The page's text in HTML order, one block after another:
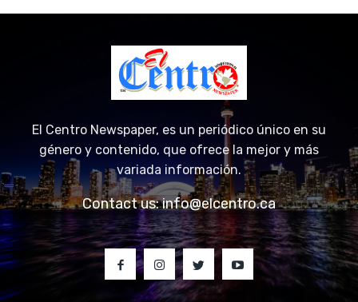
El Centro Newspaper, es un periódico único en su
género y contenido, que ofrece la mejor y más
variada información.
Contact us:info@elcentro.ca